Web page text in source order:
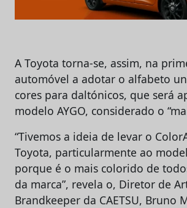
A Toyota torna-se, assim, na
automóvel a adotar o alfabeto
cores para daltónicos, que será
modelo AYGO, considerado o
“Tivemos a ideia de levar o
Toyota, particularmente ao
porque é o mais colorido de
da marca”, revela o, Diretor de
Brandkeeper da CAETSU, Bruno